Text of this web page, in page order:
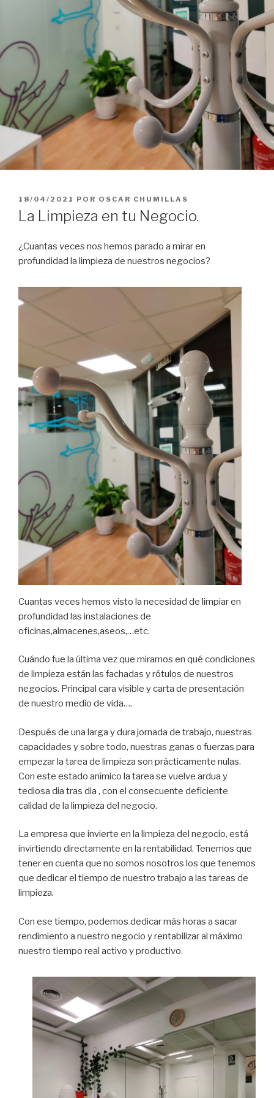
PUBLICADO
EL
18/04/2021 POR OSCAR CHUMILLAS
La Limpieza en tu Negocio.
¿Cuantas veces nos hemos parado a mirar en
profundidad la limpieza de nuestros negocios?
Cuantas veces hemos visto la necesidad de limpiar en
profundidad las instalaciones de
oficinas,almacenes,aseos,…etc.
Cuándo fue la última vez que miramos en qué condiciones
de limpieza están las fachadas y rótulos de nuestros
negocios. Principal cara visible y carta de presentación
de nuestro medio de vida….
Después de una larga y dura jornada de trabajo, nuestras
capacidades y sobre todo, nuestras ganas o fuerzas para
empezar la tarea de limpieza son prácticamente nulas.
Con este estado anímico la tarea se vuelve ardua y
tediosa dia tras dia , con el consecuente deficiente
calidad de la limpieza del negocio.
La empresa que invierte en la limpieza del negocio, está
invirtiendo directamente en la rentabilidad. Tenemos que
tener en cuenta que no somos nosotros los que tenemos
que dedicar el tiempo de nuestro trabajo a las tareas de
limpieza.
Con ese tiempo, podemos dedicar más horas a sacar
rendimiento a nuestro negocio y rentabilizar al máximo
nuestro tiempo real activo y productivo.